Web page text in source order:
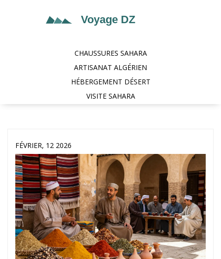
CHAUSSURES SAHARA
ARTISANAT ALGÉRIEN
HÉBERGEMENT DÉSERT
VISITE SAHARA
FÉVRIER, 12 2026